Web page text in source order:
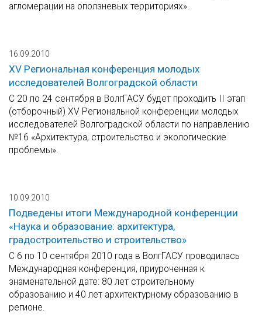
агломерации на оползневых территориях».
16.09.2010
XV Региональная конференция молодых
исследователей Волгоградской области
С 20 по 24 сентября в ВолгГАСУ будет проходить II этап
(отборочный) XV Региональной конференции молодых
исследователей Волгоградской области по направлению
№16 «Архитектура, строительство и экологические
проблемы».
10.09.2010
Подведены итоги Международной конференции
«Наука и образование: архитектура,
градостроительство и строительство»
С 6 по 10 сентября 2010 года в ВолгГАСУ проводилась
Международная конференция, приуроченная к
знаменательной дате: 80 лет строительному
образованию и 40 лет архитектурному образованию в
регионе.